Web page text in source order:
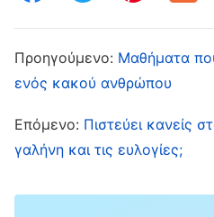
μπροστά σε τόσο κόσμο;
μπορείς για να με
ότι απλώς προσπαθείς
δύσκολη. Αν δεν σου
αφεντικό, νομίζεις πως
Προηγούμενο: Μαθήματα
ενός κακού ανθρώπου
Επόμενο: Πιστεύει κανείς
γαλήνη και τις ευλογίες;